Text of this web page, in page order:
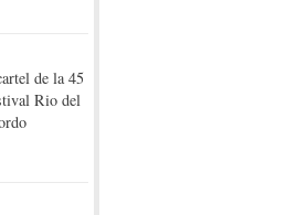
de la 45
Rio del